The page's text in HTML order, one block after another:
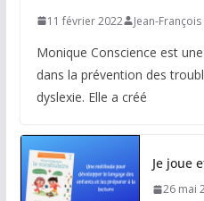
11 février 2022 Jean-
Monique Conscience est
dans la prévention des
dyslexie. Elle a créé
Je joue
26 mai